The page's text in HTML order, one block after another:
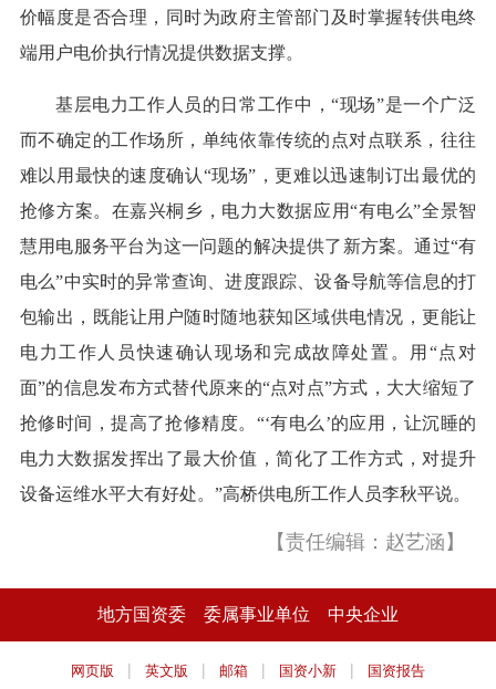
价幅度是否合理，同时为政府主管部门及时掌握转供电终
端用户电价执行情况提供数据支撑。
基层电力工作人员的日常工作中，“现场”是一个广泛
而不确定的工作场所，单纯依靠传统的点对点联系，往往
难以用最快的速度确认“现场”，更难以迅速制订出最优的
抢修方案。在嘉兴桐乡，电力大数据应用“有电么”全景智
慧用电服务平台为这一问题的解决提供了新方案。通过“有
电么”中实时的异常查询、进度跟踪、设备导航等信息的打
包输出，既能让用户随时随地获知区域供电情况，更能让
电力工作人员快速确认现场和完成故障处置。用“点对
面”的信息发布方式替代原来的“点对点”方式，大大缩短了
抢修时间，提高了抢修精度。“‘有电么’的应用，让沉睡的
电力大数据发挥出了最大价值，简化了工作方式，对提升
设备运维水平大有好处。”高桥供电所工作人员李秋平说。
【责任编辑：赵艺涵】
地方国资委 委属事业单位 中央企业
网页版 | 英文版 | 邮箱 | 国资小新 | 国资报告